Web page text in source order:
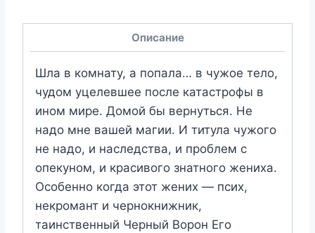
Описание
Шла в комнату, а попала… в чужое тело,
чудом уцелевшее после катастрофы в
ином мире. Домой бы вернуться. Не
надо мне вашей магии. И титула чужого
не надо, и наследства, и проблем с
опекуном, и красивого знатного жениха.
Особенно когда этот жених — псих,
некромант и чернокнижник,
таинственный Черный Ворон Его